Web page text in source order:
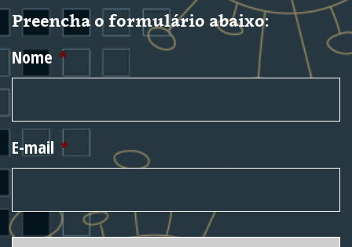
Preencha o formulário abaixo:
Nome *
E-mail *